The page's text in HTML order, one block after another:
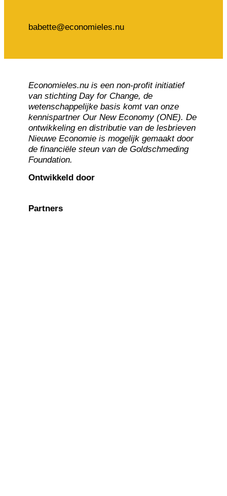
babette@economieles.nu
Economieles.nu is een non-profit initiatief
van stichting Day for Change, de
wetenschappelijke basis komt van onze
kennispartner Our New Economy (ONE). De
ontwikkeling en distributie van de lesbrieven
Nieuwe Economie is mogelijk gemaakt door
de financiële steun van de Goldschmeding
Foundation.
Ontwikkeld door
Partners